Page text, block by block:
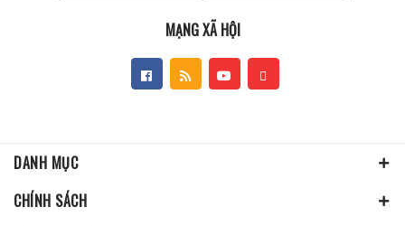
MẠNG XÃ HỘI
DANH MỤC
CHÍNH SÁCH